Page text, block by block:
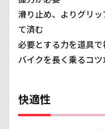
滑り止め、よりグリ
て済む
必要とする力を道具で
バイクを長く乗るコツ
快適性